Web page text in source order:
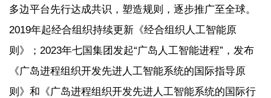
多边平台先行达成共识，塑造规则，逐步推广至全球。
2019年起经合组织持续更新《经合组织人工智能原
则》；2023年七国集团发起“广岛人工智能进程”，发布
《广岛进程组织开发先进人工智能系统的国际指导原
则》和《广岛进程组织开发先进人工智能系统的国际行